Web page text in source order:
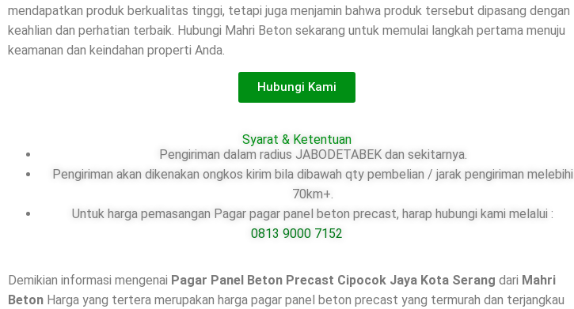
mendapatkan produk berkualitas tinggi, tetapi juga menjamin bahwa produk tersebut dipasang dengan
keahlian dan perhatian terbaik. Hubungi Mahri Beton sekarang untuk memulai langkah pertama menuju
keamanan dan keindahan properti Anda.
Hubungi Kami
Syarat & Ketentuan
Pengiriman dalam radius JABODETABEK dan sekitarnya.
Pengiriman akan dikenakan ongkos kirim bila dibawah qty pembelian / jarak pengiriman melebihi
70km+.
Untuk harga pemasangan Pagar pagar panel beton precast, harap hubungi kami melalui :
0813 9000 7152
Demikian informasi mengenai Pagar Panel Beton Precast Cipocok Jaya Kota Serang dari Mahri
Beton Harga yang tertera merupakan harga pagar panel beton precast yang termurah dan terjangkau